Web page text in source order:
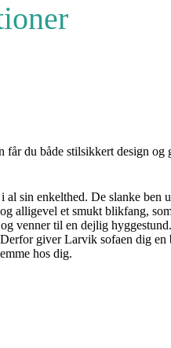
får du både stilsikkert design
al sin enkelthed. De slanke ben
alligevel et smukt blikfang,
venner til en dejlig
giver Larvik sofaen dig
hos dig.